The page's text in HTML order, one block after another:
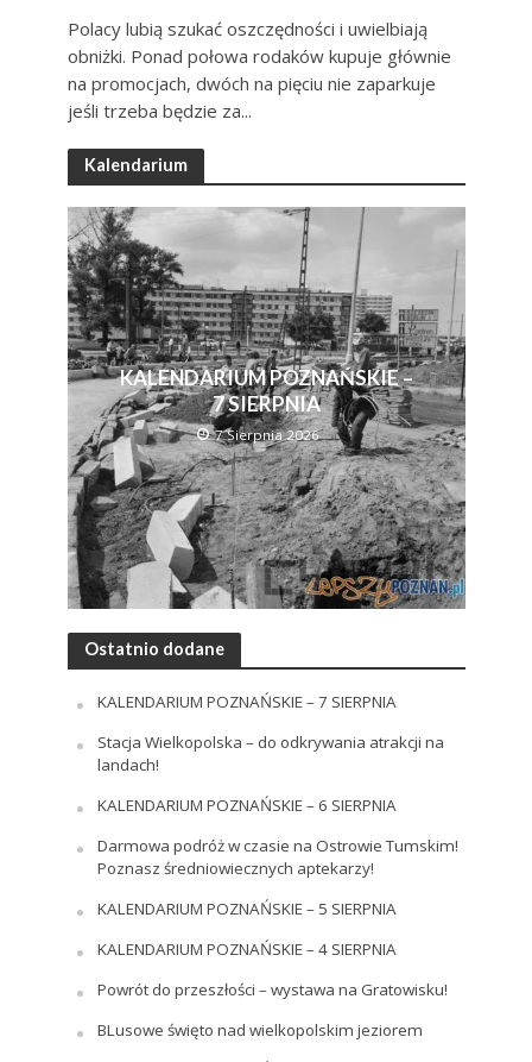
Polacy lubią szukać oszczędności i uwielbiają
obniżki. Ponad połowa rodaków kupuje głównie
na promocjach, dwóch na pięciu nie zaparkuje
jeśli trzeba będzie za...
Kalendarium
KALENDARIUM POZNAŃSKIE –
7 SIERPNIA
7 Sierpnia 2026
Ostatnio dodane
KALENDARIUM POZNAŃSKIE – 7 SIERPNIA
Stacja Wielkopolska – do odkrywania atrakcji na
landach!
KALENDARIUM POZNAŃSKIE – 6 SIERPNIA
Darmowa podróż w czasie na Ostrowie Tumskim!
Poznasz średniowiecznych aptekarzy!
KALENDARIUM POZNAŃSKIE – 5 SIERPNIA
KALENDARIUM POZNAŃSKIE – 4 SIERPNIA
Powrót do przeszłości – wystawa na Gratowisku!
BLusowe święto nad wielkopolskim jeziorem